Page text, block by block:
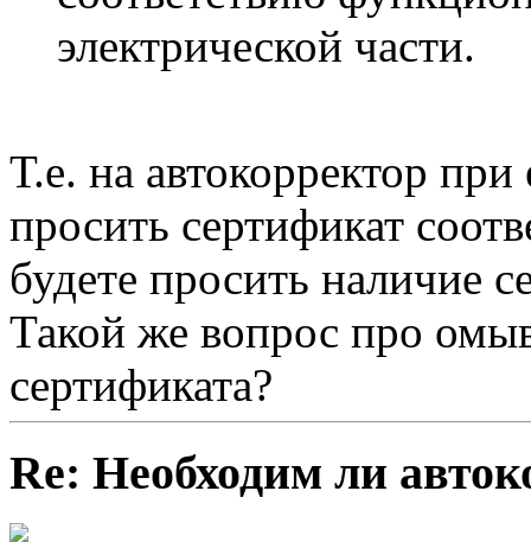
электрической части.
Т.е. на автокорректор
просить сертификат
будете просить наличие
Такой же вопрос про
сертификата?
Re: Необходим ли